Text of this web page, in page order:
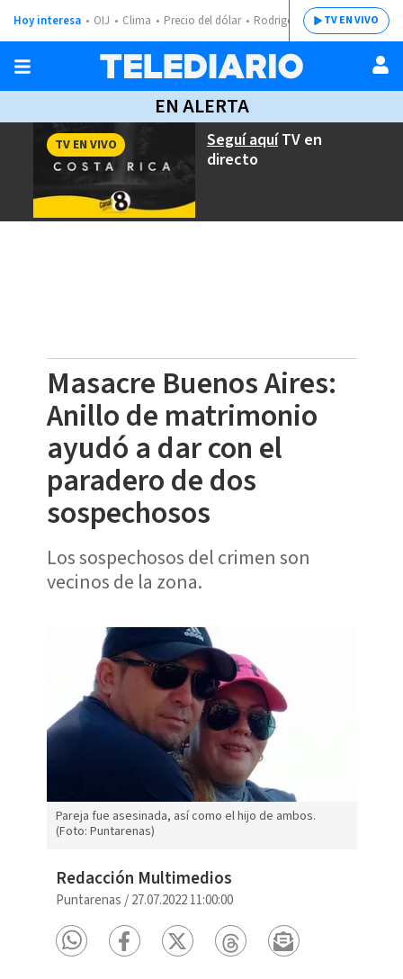
Hoy interesa OIJ Clima Precio del dólar Rodrigo ChavesTV EN VIVO
EN ALERTA
Seguí aquíTV en
directo
TV EN VIVO
Masacre Buenos Aires:
Anillo de matrimonio
ayudó a dar con el
paradero de dos
sospechosos
Los sospechosos del crimen son
vecinos de la zona.
Pareja fue asesinada, así como el hijo de ambos.
(Foto: Puntarenas)
Redacción Multimedios
Puntarenas /27.07.2022 11:00:00